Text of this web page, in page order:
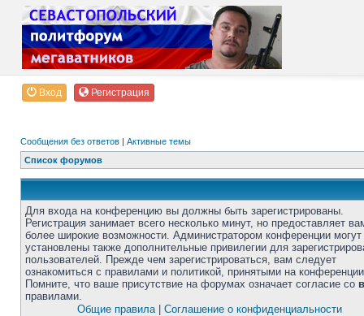
Вход Регистрация
Сообщения без ответов | Активные темы
Список форумов
Для входа на конференцию вы должны быть зарегистрированы.
Регистрация занимает всего несколько минут, но предоставляет
более широкие возможности. Администратором конференции
установлены также дополнительные привилегии для
пользователей. Прежде чем зарегистрироваться, вам следует
ознакомиться с правилами и политикой, принятыми на
Помните, что ваше присутствие на форумах означает согласие со
правилами.
Общие правила| Соглашение о конфиденциальности